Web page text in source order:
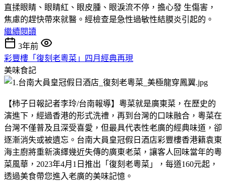
直揉眼睛、眼睛紅、眼皮腫、眼淚流不停，擔心發 生傷害，
焦慮的趕快帶來就醫。經檢查是急性過敏性結膜炎引起的。
繼續閱讀
3年前
彩豐樓「復刻老粵菜」四月經典再現
美味食記
【柿子日報記者李玲/台南報導】粵菜就是廣東菜，在歷史的
演進下，經過香港的形式洗禮，再到台灣的口味融合，粵菜在
台灣不僅普及且深受喜愛，但最具代表性老廣的經典味道，卻
逐漸消失或被遺忘。台南大員皇冠假日酒店彩豐樓香港籍袁東
海主廚將重新演繹幾近失傳的廣東老菜，讓客人回味當年的粵
菜風華，2023年4月1日推出「復刻老粵菜」，每道160元起，
透過美食帶您進入老廣的美味記憶。